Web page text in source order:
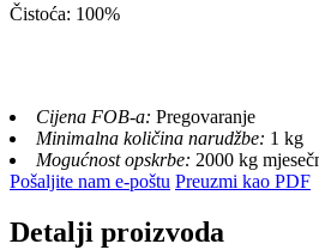
Čistoća: 100%
Cijena FOB-a: Pregovaranje
Minimalna količina narudžbe: 1 kg
Mogućnost opskrbe: 2000 kg
Pošaljite nam e-poštu Preuzmi kao PDF
Detalji proizvoda